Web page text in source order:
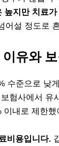
높지만 치료
어설 정도로
유와 보
수준으로 낮
험사에서 유
내로 제한
비용입니다.